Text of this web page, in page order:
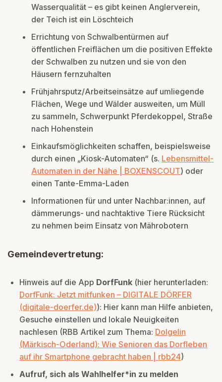
Wasserqualität – es gibt keinen Anglerverein,
der Teich ist ein Löschteich
Errichtung von Schwalbentürmen auf
öffentlichen Freiflächen um die positiven Effekte
der Schwalben zu nutzen und sie von den
Häusern fernzuhalten
Frühjahrsputz/Arbeitseinsätze auf umliegende
Flächen, Wege und Wälder ausweiten, um Müll
zu sammeln, Schwerpunkt Pferdekoppel, Straße
nach Hohenstein
Einkaufsmöglichkeiten schaffen, beispielsweise
durch einen „Kiosk-Automaten“ (s. Lebensmittel-
Automaten in der Nähe | BOXENSCOUT) oder
einen Tante-Emma-Laden
Informationen für und unter Nachbar:innen, auf
dämmerungs- und nachtaktive Tiere Rücksicht
zu nehmen beim Einsatz von Mährobotern
Gemeindevertretung:
Hinweis auf die App DorfFunk (hier herunterladen:
DorfFunk: Jetzt mitfunken – DIGITALE DÖRFER
(digitale-doerfer.de)): Hier kann man Hilfe anbieten,
Gesuche einstellen und lokale Neuigkeiten
nachlesen (RBB Artikel zum Thema: Dolgelin
(Märkisch-Oderland): Wie Senioren das Dorfleben
auf ihr Smartphone gebracht haben | rbb24)
Aufruf, sich als Wahlhelfer*in zu melden